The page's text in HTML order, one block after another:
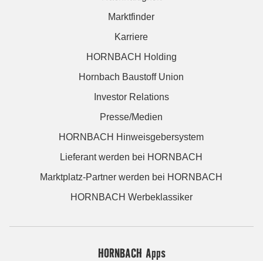
Marktfinder
Karriere
HORNBACH Holding
Hornbach Baustoff Union
Investor Relations
Presse/Medien
HORNBACH Hinweisgebersystem
Lieferant werden bei HORNBACH
Marktplatz-Partner werden bei HORNBACH
HORNBACH Werbeklassiker
HORNBACH Apps